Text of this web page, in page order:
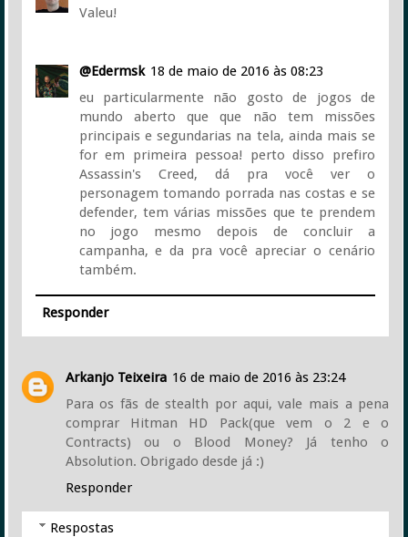
Valeu!
@Edermsk 18 de maio de 2016 às 08:23
eu particularmente não gosto de jogos de
mundo aberto que que não tem missões
principais e segundarias na tela, ainda mais se
for em primeira pessoa! perto disso prefiro
Assassin's Creed, dá pra você ver o
personagem tomando porrada nas costas e se
defender, tem várias missões que te prendem
no jogo mesmo depois de concluir a
campanha, e da pra você apreciar o cenário
também.
Responder
Arkanjo Teixeira 16 de maio de 2016 às 23:24
Para os fãs de stealth por aqui, vale mais a pena
comprar Hitman HD Pack(que vem o 2 e o
Contracts) ou o Blood Money? Já tenho o
Absolution. Obrigado desde já :)
Responder
Respostas